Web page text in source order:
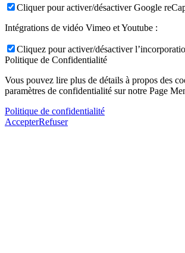
Cliquer pour activer/désactiver Google
Intégrations de vidéo Vimeo et Youtube :
Cliquez pour activer/désactiver
Politique de Confidentialité
Vous pouvez lire plus de détails à propos des
paramètres de confidentialité sur notre Page
Politique de confidentialité
AccepterRefuser